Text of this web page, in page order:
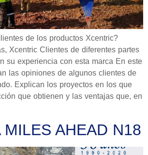
de los productos Xcentric?
Xcentric Clientes de diferentes partes
su experiencia con esta marca En este
las opiniones de algunos clientes de
Explican los proyectos en los que
que obtienen y las ventajas que, en
MILES AHEAD N18